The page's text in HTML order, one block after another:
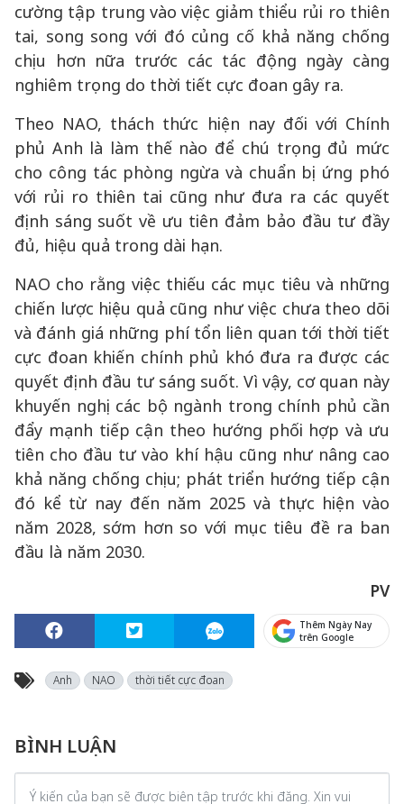
cường tập trung vào việc giảm thiểu rủi ro thiên
tai, song song với đó củng cố khả năng chống
chịu hơn nữa trước các tác động ngày càng
nghiêm trọng do thời tiết cực đoan gây ra.
Theo NAO, thách thức hiện nay đối với Chính
phủ Anh là làm thế nào để chú trọng đủ mức
cho công tác phòng ngừa và chuẩn bị ứng phó
với rủi ro thiên tai cũng như đưa ra các quyết
định sáng suốt về ưu tiên đảm bảo đầu tư đầy
đủ, hiệu quả trong dài hạn.
NAO cho rằng việc thiếu các mục tiêu và những
chiến lược hiệu quả cũng như việc chưa theo dõi
và đánh giá những phí tổn liên quan tới thời tiết
cực đoan khiến chính phủ khó đưa ra được các
quyết định đầu tư sáng suốt. Vì vậy, cơ quan này
khuyến nghị các bộ ngành trong chính phủ cần
đẩy mạnh tiếp cận theo hướng phối hợp và ưu
tiên cho đầu tư vào khí hậu cũng như nâng cao
khả năng chống chịu; phát triển hướng tiếp cận
đó kể từ nay đến năm 2025 và thực hiện vào
năm 2028, sớm hơn so với mục tiêu đề ra ban
đầu là năm 2030.
PV
Thêm Ngày Nay
trên Google
Anh NAO thời tiết cực đoan
BÌNH LUẬN